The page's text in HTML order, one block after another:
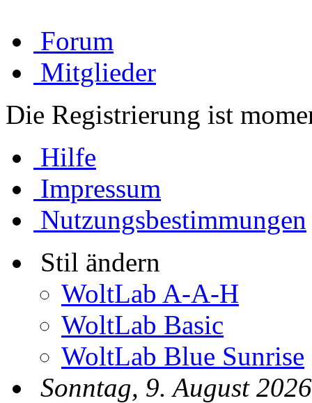
Forum
Mitglieder
Die Registrierung ist
Hilfe
Impressum
Nutzungsbestimmungen
Stil ändern
WoltLab A-A-H
WoltLab Basic
WoltLab Blue Sunrise
Sonntag, 9. August